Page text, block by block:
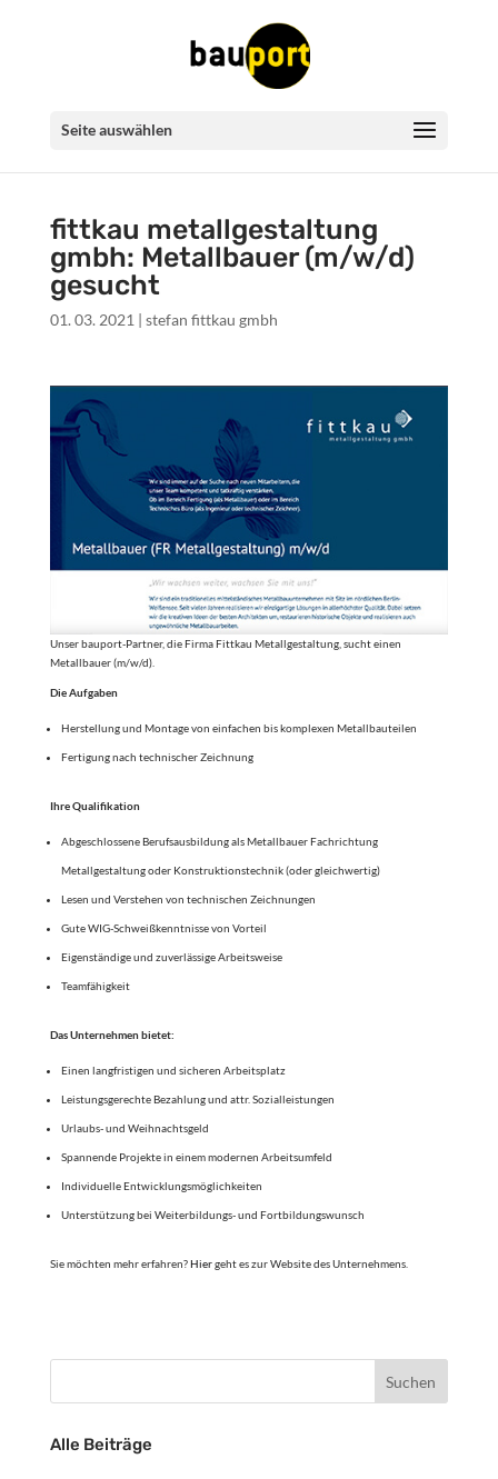
Seite auswählen
fittkau metallgestaltung
gmbh: Metallbauer (m/w/d)
gesucht
01. 03. 2021 | stefan fittkau gmbh
Unser bauport-Partner, die Firma Fittkau Metallgestaltung, sucht einen
Metallbauer (m/w/d).
Die Aufgaben
Herstellung und Montage von einfachen bis komplexen Metallbauteilen
Fertigung nach technischer Zeichnung
Ihre Qualifikation
Abgeschlossene Berufsausbildung als Metallbauer Fachrichtung
Metallgestaltung oder Konstruktionstechnik (oder gleichwertig)
Lesen und Verstehen von technischen Zeichnungen
Gute WIG-Schweißkenntnisse von Vorteil
Eigenständige und zuverlässige Arbeitsweise
Teamfähigkeit
Das Unternehmen bietet:
Einen langfristigen und sicheren Arbeitsplatz
Leistungsgerechte Bezahlung und attr. Sozialleistungen
Urlaubs- und Weihnachtsgeld
Spannende Projekte in einem modernen Arbeitsumfeld
Individuelle Entwicklungsmöglichkeiten
Unterstützung bei Weiterbildungs- und Fortbildungswunsch
Sie möchten mehr erfahren?Hiergeht es zur Website des Unternehmens.
Alle Beiträge